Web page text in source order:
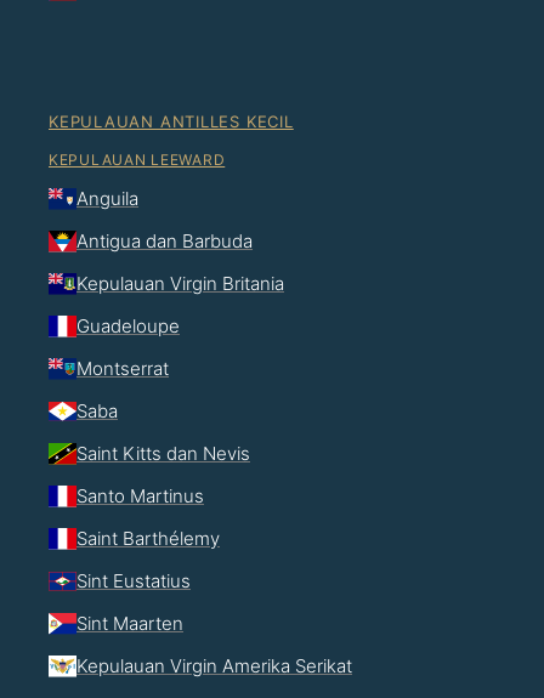
KEPULAUAN ANTILLES KECIL
KEPULAUAN LEEWARD
Anguila
Antigua dan Barbuda
Kepulauan Virgin Britania
Guadeloupe
Montserrat
Saba
Saint Kitts dan Nevis
Santo Martinus
Saint Barthélemy
Sint Eustatius
Sint Maarten
Kepulauan Virgin Amerika Serikat